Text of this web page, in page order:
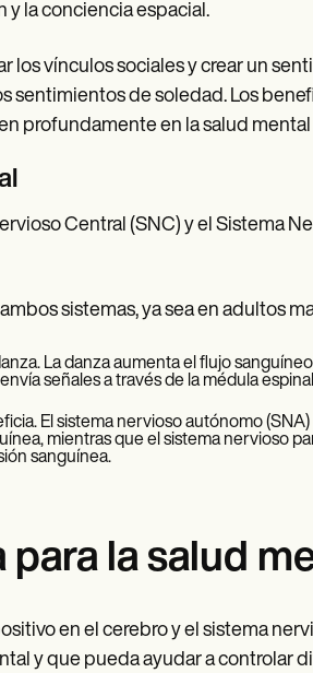
y la conciencia espacial.
los vínculos sociales y crear un
sentimientos de soledad. Los
profundamente en la salud
Central (SNC) y el Sistema
sistemas, ya sea en adultos
La danza aumenta el flujo
señales a través de la médula
El sistema nervioso autónomo
mientras que el sistema nervioso
sanguínea.
la salud
en el cerebro y el sistema
y que pueda ayudar a controlar